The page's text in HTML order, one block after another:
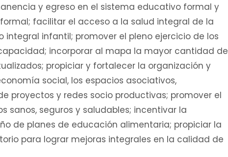
y egreso en el sistema educativo formal y
facilitar el acceso a la salud integral de la
infantil; promover el pleno ejercicio de los
incorporar al mapa la mayor cantidad de
propiciar y fortalecer la organización y
social, los espacios asociativos,
proyectos y redes socio productivas; promover el
sanos, seguros y saludables; incentivar la
de planes de educación alimentaria; propiciar la
para lograr mejoras integrales en la calidad de